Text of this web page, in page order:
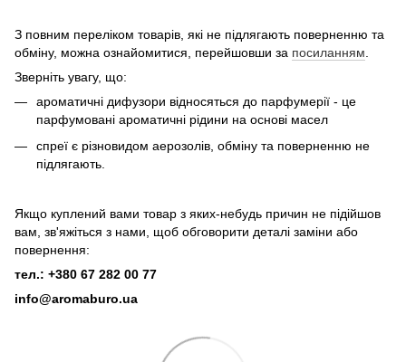
З повним переліком товарів, які не підлягають поверненню та
обміну, можна ознайомитися, перейшовши за посиланням.
Зверніть увагу, що:
ароматичні дифузори відносяться до парфумерії - це
парфумовані ароматичні рідини на основі масел
спреї є різновидом аерозолів, обміну та поверненню не
підлягають.
Якщо куплений вами товар з яких-небудь причин не підійшов
вам, зв'яжіться з нами, щоб обговорити деталі заміни або
повернення:
тел.: +380 67 282 00 77
info@aromaburo.ua